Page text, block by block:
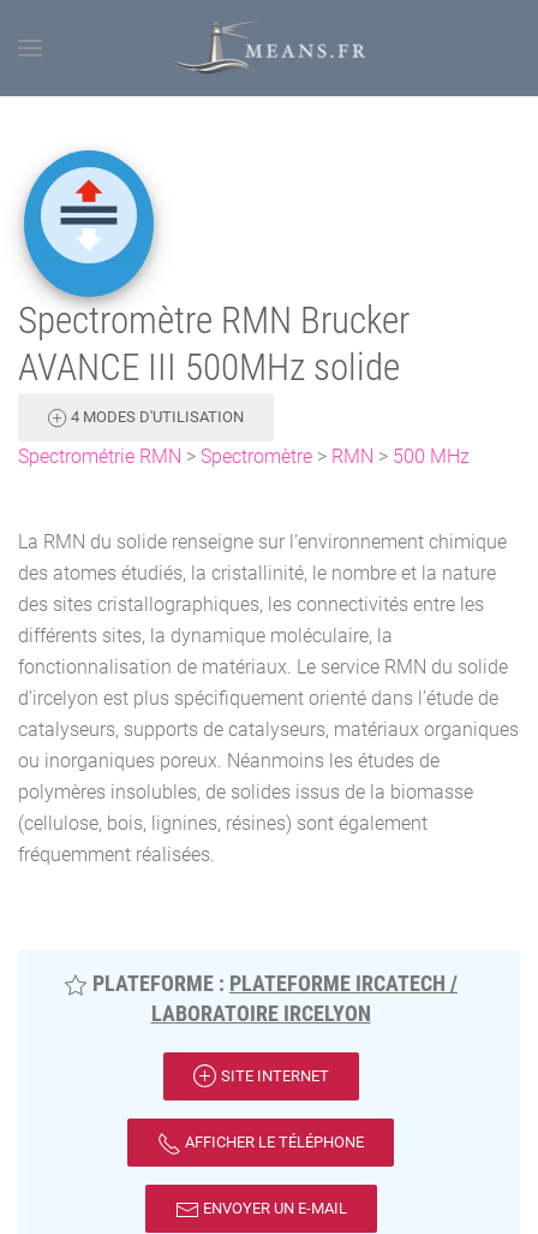
Spectromètre RMN Brucker
AVANCE III 500MHz solide
4 MODES D'UTILISATION
Spectrométrie RMN > Spectromètre > RMN > 500 MHz
La RMN du solide renseigne sur l’environnement chimique
des atomes étudiés, la cristallinité, le nombre et la nature
des sites cristallographiques, les connectivités entre les
différents sites, la dynamique moléculaire, la
fonctionnalisation de matériaux. Le service RMN du solide
d’ircelyon est plus spécifiquement orienté dans l’étude de
catalyseurs, supports de catalyseurs, matériaux organiques
ou inorganiques poreux. Néanmoins les études de
polymères insolubles, de solides issus de la biomasse
(cellulose, bois, lignines, résines) sont également
fréquemment réalisées.
PLATEFORME : PLATEFORME IRCATECH /
LABORATOIRE IRCELYON
SITE INTERNET
AFFICHER LE TÉLÉPHONE
ENVOYER UN E-MAIL